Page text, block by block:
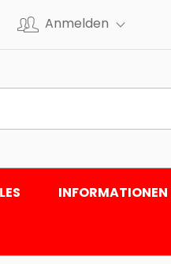
Anmelden
INFORMATIONEN